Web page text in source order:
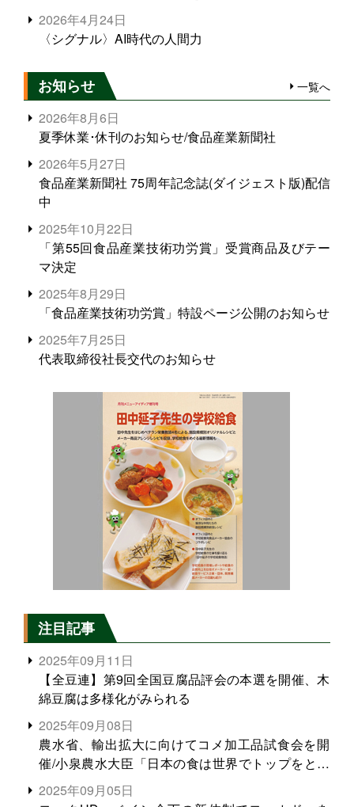
2026年4月24日
〈シグナル〉AI時代の人間力
お知らせ 一覧へ
2026年8月6日
夏季休業･休刊のお知らせ/食品産業新聞社
2026年5月27日
食品産業新聞社 75周年記念誌(ダイジェスト版)配信
中
2025年10月22日
「第55回食品産業技術功労賞」受賞商品及びテー
マ決定
2025年8月29日
「食品産業技術功労賞」特設ページ公開のお知らせ
2025年7月25日
代表取締役社長交代のお知らせ
注目記事
2025年09月11日
【全豆連】第9回全国豆腐品評会の本選を開催、木
綿豆腐は多様化がみられる
2025年09月08日
農水省、輸出拡大に向けてコメ加工品試食会を開
催/小泉農水大臣「日本の食は世界でトップをとれ
る。米増産に向けて、米輸出需要の拡大を」
2025年09月05日